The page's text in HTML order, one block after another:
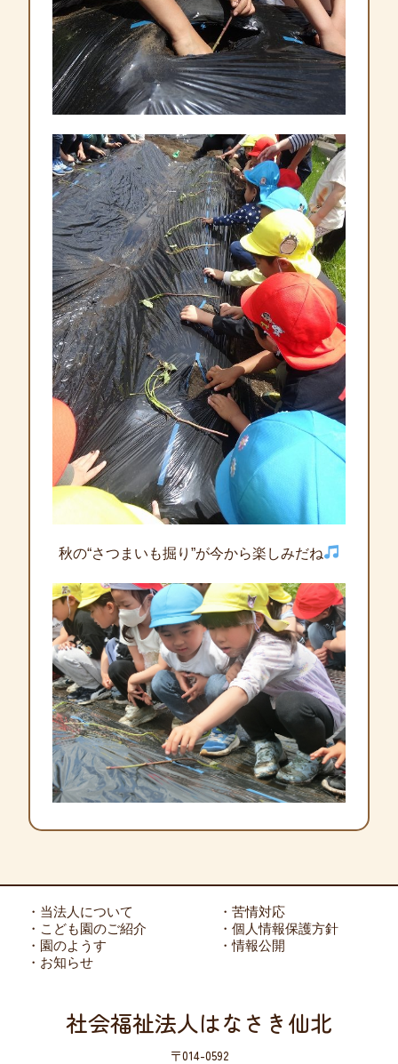
秋の“さつまいも掘り”が今から楽しみだね
・当法人について
・こども園のご紹介
・園のようす
・お知らせ
・苦情対応
・個人情報保護方針
・情報公開
社会福祉法人はなさき仙北
〒014-0592